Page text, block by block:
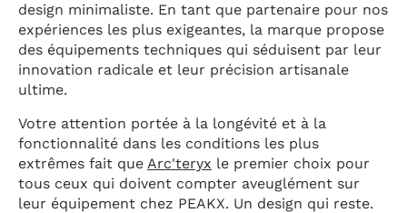
design minimaliste. En tant que partenaire pour nos
expériences les plus exigeantes, la marque propose
des équipements techniques qui séduisent par leur
innovation radicale et leur précision artisanale
ultime.
Votre attention portée à la longévité et à la
fonctionnalité dans les conditions les plus
extrêmes fait que Arc'teryx le premier choix pour
tous ceux qui doivent compter aveuglément sur
leur équipement chez PEAKX. Un design qui reste.